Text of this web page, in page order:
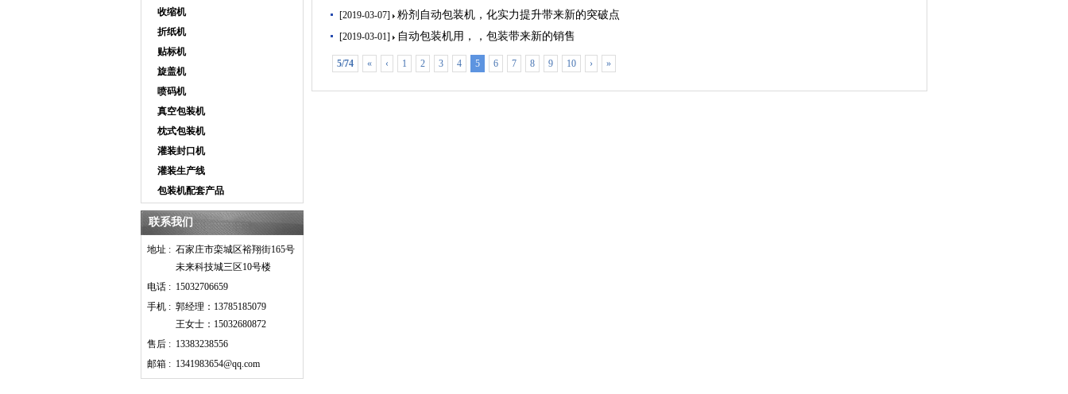
收缩机
折纸机
贴标机
旋盖机
喷码机
真空包装机
枕式包装机
灌装封口机
灌装生产线
包装机配套产品
联系我们
地址 : 石家庄市栾城区裕翔街165号
未来科技城三区10号楼
电话 : 15032706659
手机 : 郭经理：13785185079
王女士：15032680872
售后 : 13383238556
邮箱 : 1341983654@qq.com
[2019-03-07] 粉剂自动包装机，化实力提升带来新的突破点
[2019-03-01] 自动包装机用，，包装带来新的销售
5/74 « ‹ 1 2 3 4 5 6 7 8 9 10 › »